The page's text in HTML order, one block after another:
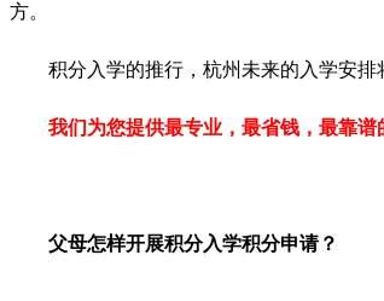
方。
积分入学的推行，杭州未来的入学安
我们为您提供最专业，最省钱，最靠谱
父母怎样开展积分入学积分申请？